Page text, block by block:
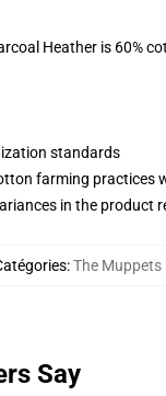
Heather is 60%
standards
farming practices
in the product
:The Muppets
Say